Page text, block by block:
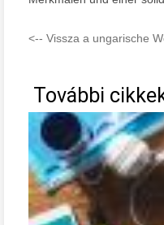
<-- Vissza a ungarische
További